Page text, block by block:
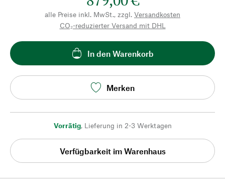
alle Preise inkl. MwSt., zzgl. Versandkosten
CO₂-reduzierter Versand mit DHL
In den Warenkorb
Merken
Vorrätig, Lieferung in 2-3 Werktagen
Verfügbarkeit im Warenhaus